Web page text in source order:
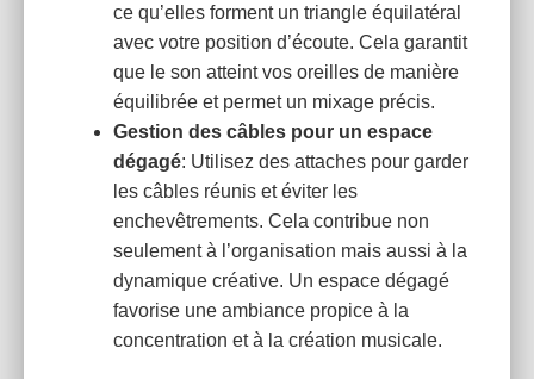
ce qu’elles forment un triangle équilatéral
avec votre position d’écoute. Cela garantit
que le son atteint vos oreilles de manière
équilibrée et permet un mixage précis.
Gestion des câbles pour un espace
dégagé: Utilisez des attaches pour garder
les câbles réunis et éviter les
enchevêtrements. Cela contribue non
seulement à l’organisation mais aussi à la
dynamique créative. Un espace dégagé
favorise une ambiance propice à la
concentration et à la création musicale.